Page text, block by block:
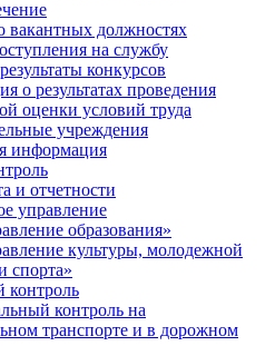
вакантных должностях
на службу
конкурсов
о результатах проведения
оценки условий труда
учреждения
информация
и отчетности
управление
образования»
культуры, молодежной
спорта»
контроль на
транспорте и в дорожном